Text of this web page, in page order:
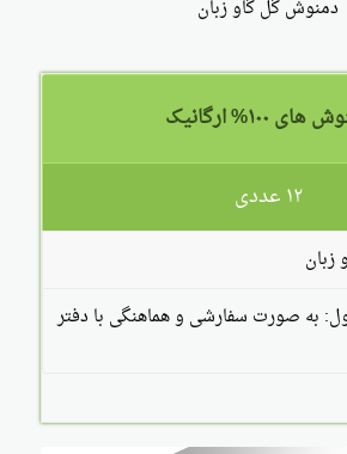
دمنوش گل گاو زبان
۱۰۰% ارگانیک
۱۲ عددی
به صورت سفارشی و هماهنگی با دفتر